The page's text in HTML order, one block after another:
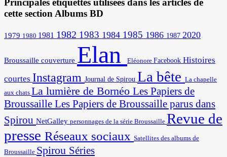
Principales étiquettes utilisées dans les articles de
cette section Albums BD
1979 1980 1981 1982 1983 1984 1985 1986 1987 2020
Broussaille couverture Elan Eléonore Facebook Histoires
courtes Instagram Journal de Spirou La bête La chapelle
aux chats La lumière de Bornéo Les Papiers de
Broussaille Les Papiers de Broussaille parus dans
Spirou NetGalley personnages de la série Broussaille Revue de
presse Réseaux sociaux Satellites des albums de
Broussaille Spirou Séries